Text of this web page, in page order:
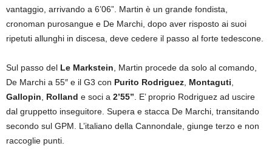
vantaggio, arrivando a 6’06”. Martin è un grande fondista,
cronoman purosangue e De Marchi, dopo aver risposto ai suoi
ripetuti allunghi in discesa, deve cedere il passo al forte tedescone.
Sul passo del Le Markstein , Martin procede da solo al comando,
De Marchi a 55″ e il G3 con Purito Rodriguez Montaguti
Gallopin
Rolland e soci a 2’55” . E’ proprio Rodriguez ad uscire
dal gruppetto inseguitore. Supera e stacca De Marchi, transitando
secondo sul GPM. L’italiano della Cannondale, giunge terzo e non
raccoglie punti.